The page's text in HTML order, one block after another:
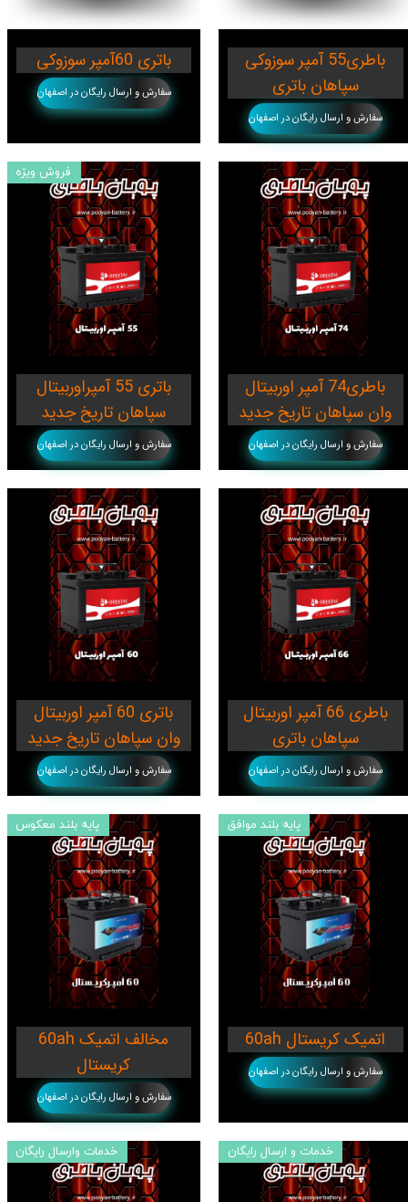
باتری 60آمپر سوزوکی
سفارش و ارسال رایگان در اصفهان
باطری55 آمپر سوزوکی
سپاهان باتری
سفارش و ارسال رایگان در اصفهان
باتری 55 آمپراوربیتال
سپاهان تاریخ جدید
سفارش و ارسال رایگان در اصفهان
فروش ویژه
باطری74 آمپر اوربیتال
وان سپاهان تاریخ جدید
سفارش و ارسال رایگان در اصفهان
باتری 60 آمپر اوربیتال
وان سپاهان تاریخ جدید
سفارش و ارسال رایگان در اصفهان
باطری 66 آمپر اوربیتال
سپاهان باتری
سفارش و ارسال رایگان در اصفهان
60ah مخالف اتمیک
کریستال
سفارش و ارسال رایگان در اصفهان
پایه بلند معکوس
60ah اتمیک کریستال
سفارش و ارسال رایگان در اصفهان
پایه بلند موافق
خدمات وارسال رایگان خدمات و ارسال رایگان